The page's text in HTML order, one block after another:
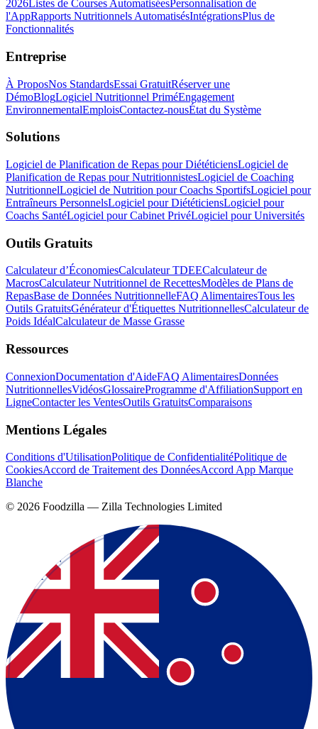
2026Listes de Courses AutomatiséesPersonnalisation de
l'AppRapports Nutritionnels AutomatisésIntégrationsPlus de
Fonctionnalités
Entreprise
À ProposNos StandardsEssai GratuitRéserver une
DémoBlogLogiciel Nutritionnel PriméEngagement
EnvironnementalEmploisContactez-nousÉtat du Système
Solutions
Logiciel de Planification de Repas pour DiététiciensLogiciel de
Planification de Repas pour NutritionnistesLogiciel de Coaching
NutritionnelLogiciel de Nutrition pour Coachs SportifsLogiciel pour
Entraîneurs PersonnelsLogiciel pour DiététiciensLogiciel pour
Coachs SantéLogiciel pour Cabinet PrivéLogiciel pour Universités
Outils Gratuits
Calculateur d’ÉconomiesCalculateur TDEECalculateur de
MacrosCalculateur Nutritionnel de RecettesModèles de Plans de
RepasBase de Données NutritionnelleFAQ AlimentairesTous les
Outils GratuitsGénérateur d'Étiquettes NutritionnellesCalculateur de
Poids IdéalCalculateur de Masse Grasse
Ressources
ConnexionDocumentation d'AideFAQ AlimentairesDonnées
NutritionnellesVidéosGlossaireProgramme d'AffiliationSupport en
LigneContacter les VentesOutils GratuitsComparaisons
Mentions Légales
Conditions d'UtilisationPolitique de ConfidentialitéPolitique de
CookiesAccord de Traitement des DonnéesAccord App Marque
Blanche
© 2026 Foodzilla — Zilla Technologies Limited